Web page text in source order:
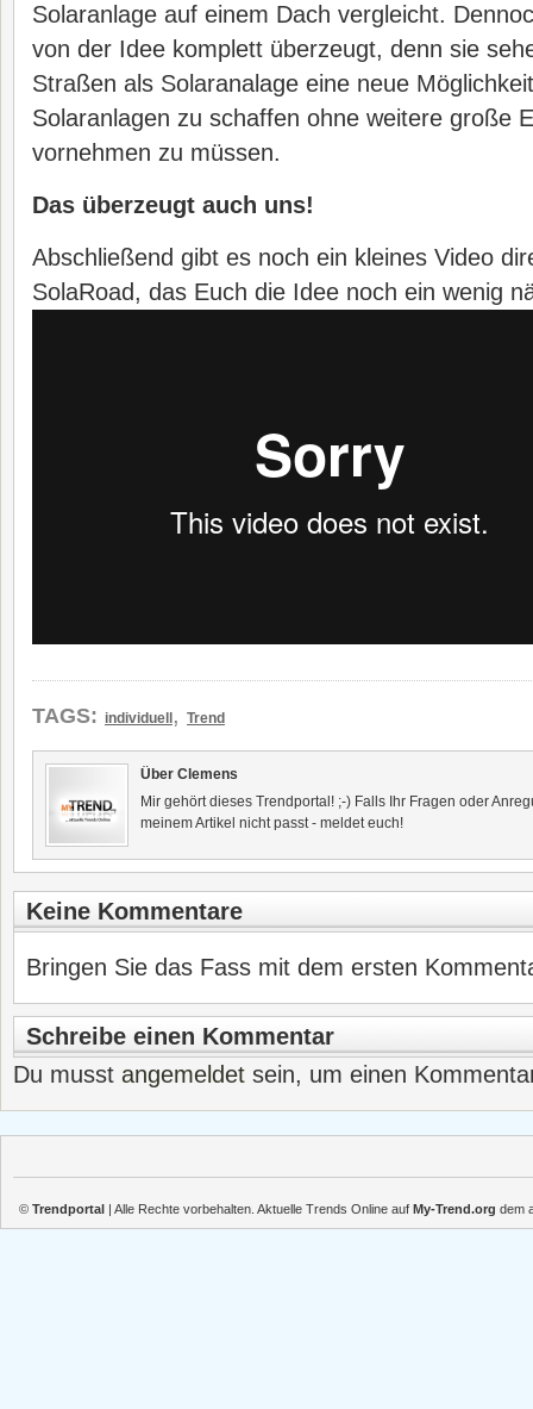
Solaranlage auf einem Dach vergleicht.
von der Idee komplett überzeugt, denn sie
Straßen als Solaranalage eine neue
Solaranlagen zu schaffen ohne weitere große
vornehmen zu müssen.
Das überzeugt auch uns!
Abschließend gibt es noch ein kleines Video
SolaRoad, das Euch die Idee noch ein wenig
TAGS: individuell , Trend
Über Clemens
Mir gehört dieses Trendportal! ;-) Falls Ihr Fragen oder
meinem Artikel nicht passt - meldet euch!
Keine Kommentare
Bringen Sie das Fass mit dem ersten
Schreibe einen Kommentar
Du musst angemeldet sein, um einen
© Trendportal | Alle Rechte vorbehalten. Aktuelle Trends Online auf My-Trend.org dem